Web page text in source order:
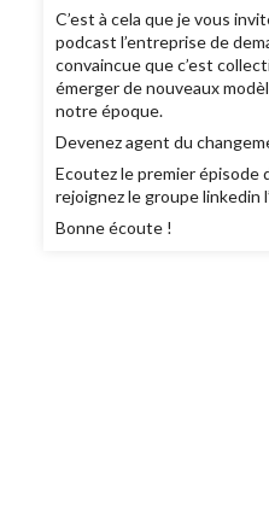
C’est à cela que je vous
podcast l’entreprise de
convaincue que c’est
émerger de nouveaux
notre époque.
Devenez agent du
Ecoutez le premier épisode
rejoignez le groupe linkedin
Bonne écoute !